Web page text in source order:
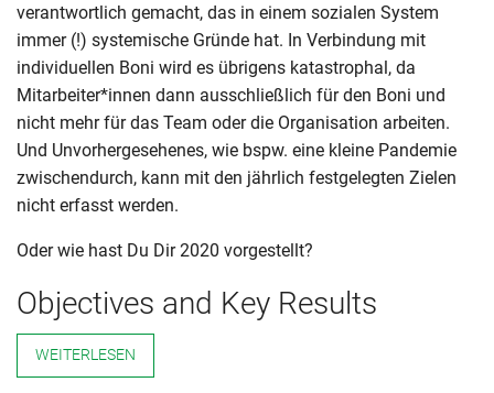
verantwortlich gemacht, das in einem sozialen System
immer (!) systemische Gründe hat. In Verbindung mit
individuellen Boni wird es übrigens katastrophal, da
Mitarbeiter*innen dann ausschließlich für den Boni und
nicht mehr für das Team oder die Organisation arbeiten.
Und Unvorhergesehenes, wie bspw. eine kleine Pandemie
zwischendurch, kann mit den jährlich festgelegten Zielen
nicht erfasst werden.
Oder wie hast Du Dir 2020 vorgestellt?
Objectives and Key Results
WEITERLESEN